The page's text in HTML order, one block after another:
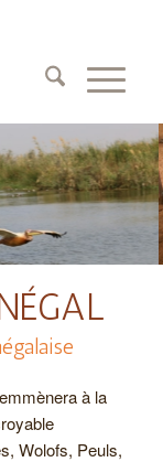
à la
Wolofs, Peuls,